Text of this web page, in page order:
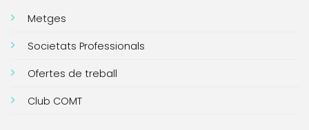
Metges
Societats Professionals
Ofertes de treball
Club COMT